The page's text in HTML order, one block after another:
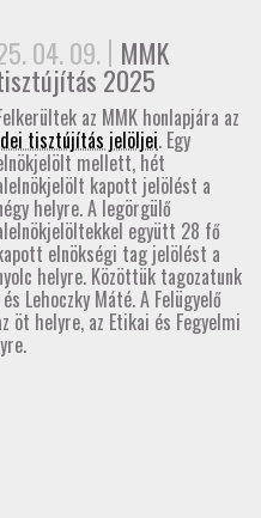
04. 09. MMK
2025
az MMK honlapjára az
tisztújítás jelöljei. Egy
mellett, hét
kapott jelölést a
helyre. A legörgülő
együtt 28 fő
elnökségi tag jelölést a
helyre. Közöttük tagozatunk
Lehoczky Máté. A Felügyelő
öt helyre, az Etikai és Fegyelmi